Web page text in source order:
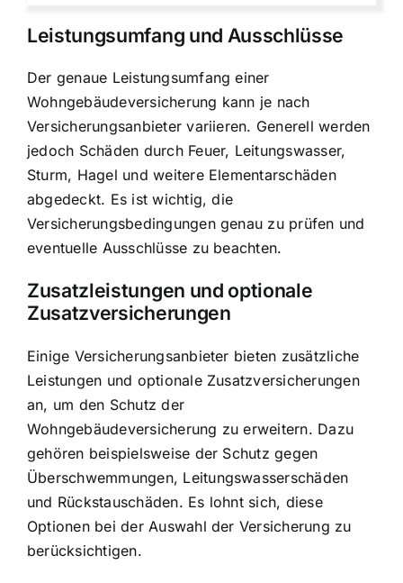
Leistungsumfang und Ausschlüsse
Der genaue Leistungsumfang einer
Wohngebäudeversicherung kann je nach
Versicherungsanbieter variieren. Generell werden
jedoch Schäden durch Feuer, Leitungswasser,
Sturm, Hagel und weitere Elementarschäden
abgedeckt. Es ist wichtig, die
Versicherungsbedingungen genau zu prüfen und
eventuelle Ausschlüsse zu beachten.
Zusatzleistungen und optionale
Zusatzversicherungen
Einige Versicherungsanbieter bieten zusätzliche
Leistungen und optionale Zusatzversicherungen
an, um den Schutz der
Wohngebäudeversicherung zu erweitern. Dazu
gehören beispielsweise der Schutz gegen
Überschwemmungen, Leitungswasserschäden
und Rückstauschäden. Es lohnt sich, diese
Optionen bei der Auswahl der Versicherung zu
berücksichtigen.